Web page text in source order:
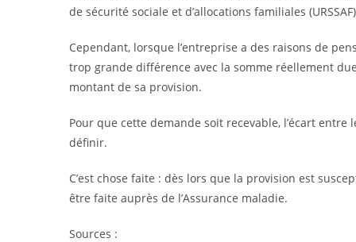
de sécurité sociale et d’allocations familiales
Cependant, lorsque l’entreprise a des raisons de
trop grande différence avec la somme réellement
montant de sa provision.
Pour que cette demande soit recevable, l’écart
définir.
C’est chose faite : dès lors que la provision est
être faite auprès de l’Assurance maladie.
Sources :